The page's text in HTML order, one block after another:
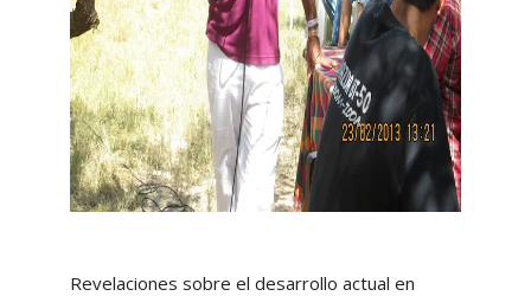
Revelaciones sobre el desarrollo actual en